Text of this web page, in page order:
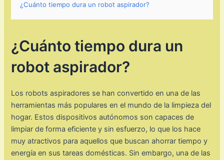
¿Cuánto tiempo dura un robot aspirador?
¿Cuánto tiempo dura un
robot aspirador?
Los robots aspiradores se han convertido en una de las
herramientas más populares en el mundo de la limpieza del
hogar. Estos dispositivos autónomos son capaces de
limpiar de forma eficiente y sin esfuerzo, lo que los hace
muy atractivos para aquellos que buscan ahorrar tiempo y
energía en sus tareas domésticas. Sin embargo, una de las